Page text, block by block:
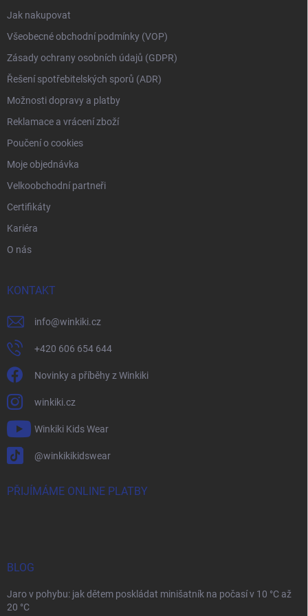
Jak nakupovat
Všeobecné obchodní podmínky (VOP)
Zásady ochrany osobních údajů (GDPR)
Řešení spotřebitelských sporů (ADR)
Možnosti dopravy a platby
Reklamace a vrácení zboží
Poučení o cookies
Moje objednávka
Velkoobchodní partneři
Certifikáty
Kariéra
O nás
KONTAKT
info@winkiki.cz
+420 606 654 644
Novinky a příběhy z Winkiki
winkiki.cz
Winkiki Kids Wear
@winkikikidswear
PŘIJÍMÁME ONLINE PLATBY
BLOG
Jaro v pohybu: jak dětem poskládat minišatník na počasí v 10 °C až
20 °C